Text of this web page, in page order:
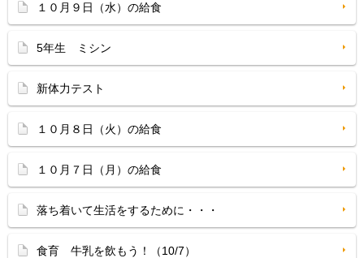
１０月９日（水）の給食
5年生 ミシン
新体力テスト
１０月８日（火）の給食
１０月７日（月）の給食
落ち着いて生活をするために・・・
食育 牛乳を飲もう！（10/7）